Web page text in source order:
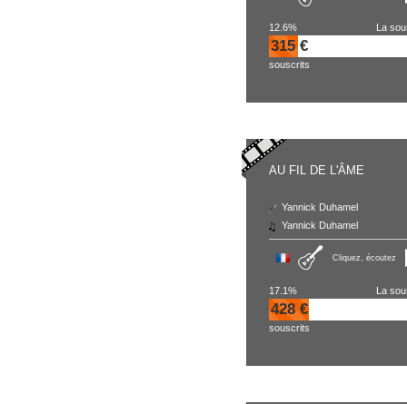
12.6% La
315 €
souscrits
AU FIL DE L'ÂME
Yannick Duhamel
Yannick Duhamel
Cliquez, écoutez
17.1% La
428 €
souscrits